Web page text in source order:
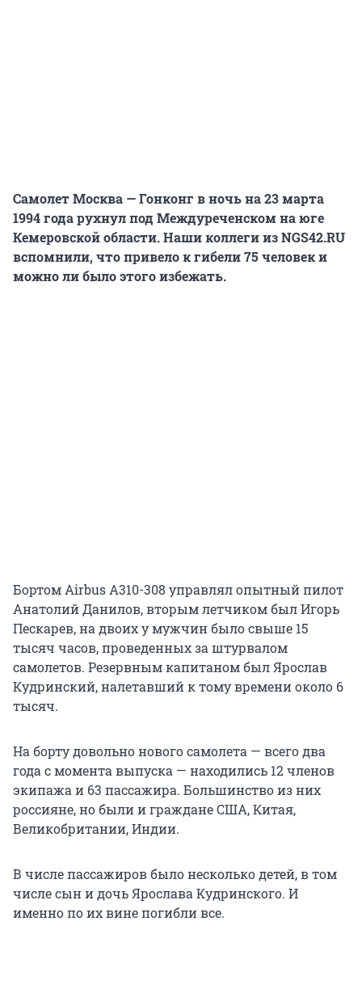
Самолет Москва — Гонконг в ночь на 23 марта
1994 года рухнул под Междуреченском на юге
Кемеровской области. Наши коллеги из NGS42.RU
вспомнили, что привело к гибели 75 человек и
можно ли было этого избежать.
Бортом Airbus A310-308 управлял опытный пилот
Анатолий Данилов, вторым летчиком был Игорь
Пескарев, на двоих у мужчин было свыше 15
тысяч часов, проведенных за штурвалом
самолетов. Резервным капитаном был Ярослав
Кудринский, налетавший к тому времени около 6
тысяч.
На борту довольно нового самолета — всего два
года с момента выпуска — находились 12 членов
экипажа и 63 пассажира. Большинство из них
россияне, но были и граждане США, Китая,
Великобритании, Индии.
В числе пассажиров было несколько детей, в том
числе сын и дочь Ярослава Кудринского. И
именно по их вине погибли все.